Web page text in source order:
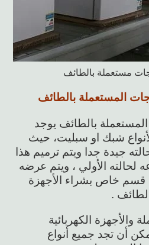
مستعملة بالطائف
المستعملة بالطائف
بالطائف يوجد
شبك او سبليت، حيث
جيدة جدا ويتم ترميم هذا
لحالته الأولي ، ويتم عرضه
قسم خاص بشراء الأجهزة
.
والأجهزة الكهربائية
أن تجد جميع أنواع